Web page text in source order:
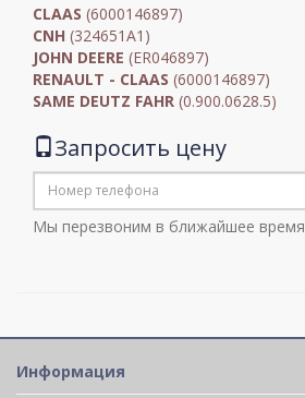
CLAAS (6000146897)
CNH (324651A1)
JOHN DEERE (ER046897)
RENAULT - CLAAS (6000146897)
SAME DEUTZ FAHR (0.900.0628.5)
Запросить цену
Мы перезвоним в ближайшее время
Информация